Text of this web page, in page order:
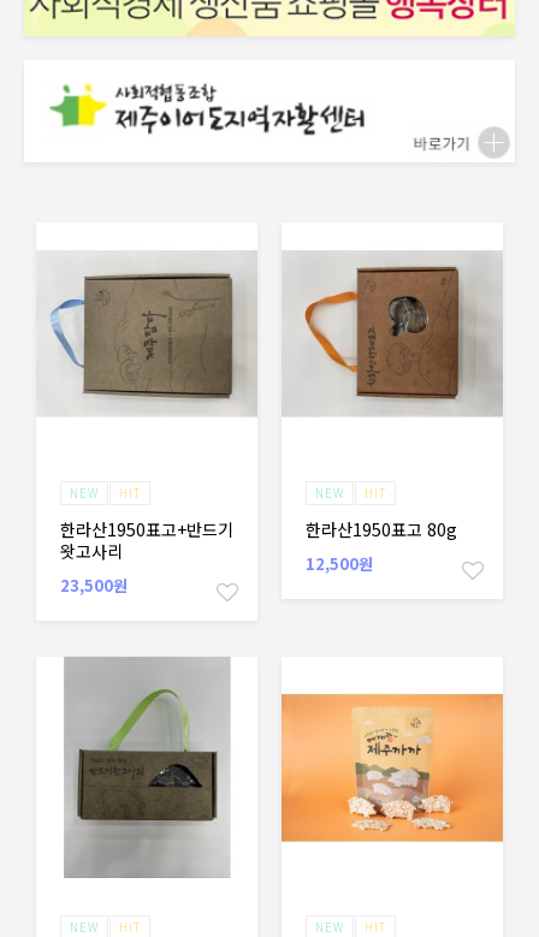
NEW HIT
한라산1950표고+반드기
왓고사리
23,500원
NEW HIT
한라산1950표고 80g
12,500원
NEW HIT NEW HIT